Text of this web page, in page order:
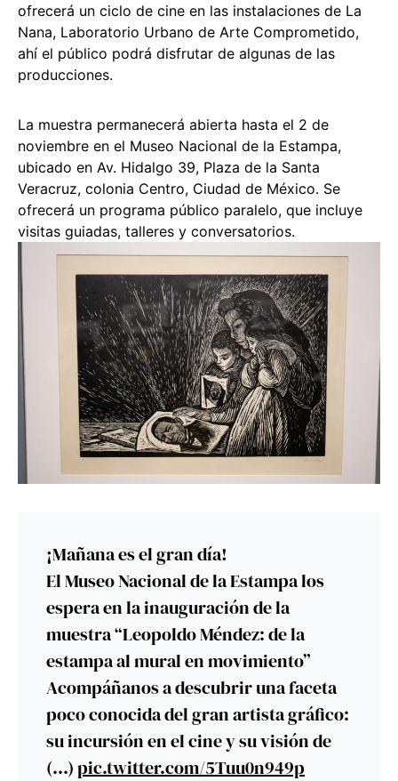
ofrecerá un ciclo de cine en las instalaciones de La
Nana, Laboratorio Urbano de Arte Comprometido,
ahí el público podrá disfrutar de algunas de las
producciones.
La muestra permanecerá abierta hasta el 2 de
noviembre en el Museo Nacional de la Estampa,
ubicado en Av. Hidalgo 39, Plaza de la Santa
Veracruz, colonia Centro, Ciudad de México. Se
ofrecerá un programa público paralelo, que incluye
visitas guiadas, talleres y conversatorios.
¡Mañana es el gran día!
El Museo Nacional de la Estampa los
espera en la inauguración de la
muestra “Leopoldo Méndez: de la
estampa al mural en movimiento”
Acompáñanos a descubrir una faceta
poco conocida del gran artista gráfico:
su incursión en el cine y su visión de
(…)pic.twitter.com/5Tuu0n949p